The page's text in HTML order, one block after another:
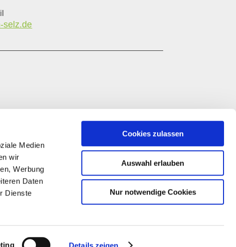
Medien
wir
Werbung
Daten
Dienste
Details zeigen
Cookies zulassen
Auswahl erlauben
Nur notwendige Cookies
selz.de
Diese Publikation wird im Rahmen des
Entwicklungsprogramms EULLE unter Beteiligung der
Pfalz, gefördert